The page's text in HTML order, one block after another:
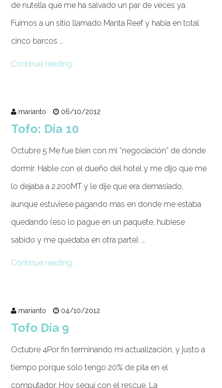
de nutella que me ha salvado un par de veces ya.
Fuimos a un sitio llamado Manta Reef y habia en total
cinco barcos …
Continue reading
marianto 06/10/2012
Tofo: Día 10
Octubre 5 Me fue bien con mi “negociación” de donde
dormir. Hable con el dueño del hotel y me dijo que me
lo dejaba a 2.200MT y le dije que era demasiado,
aunque estuviese pagando mas en donde me estaba
quedando (eso lo pague en un paquete, hubiese
sabido y me quedaba en otra parte). …
Continue reading
marianto 04/10/2012
Tofo Día 9
Octubre 4Por fin terminando mi actualización, y justo a
tiempo porque solo tengo 20% de pila en el
computador. Hoy seguí con el rescue. La